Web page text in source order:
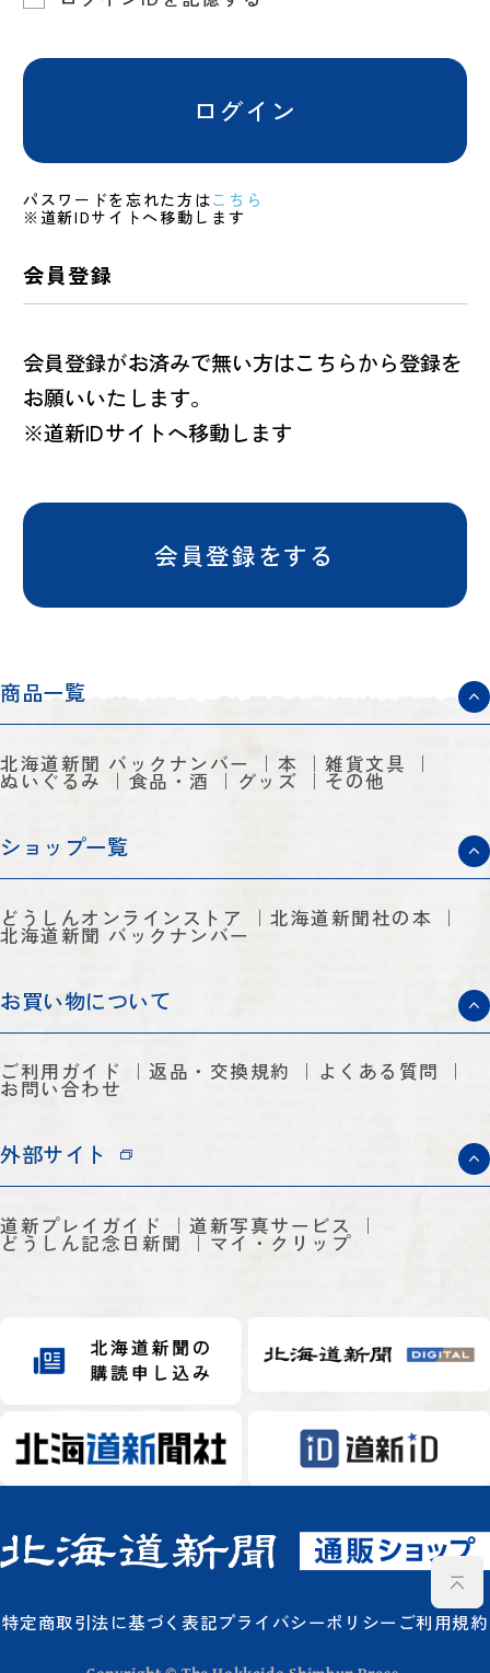
ログイン
パスワードを忘れた方はこちら
※道新IDサイトへ移動します
会員登録
会員登録がお済みで無い方はこちらから登録を
お願いいたします。
※道新IDサイトへ移動します
会員登録をする
商品一覧
北海道新聞 バックナンバー 本 雑貨文具
ぬいぐるみ 食品・酒 グッズ その他
ショップ一覧
どうしんオンラインストア 北海道新聞社の本
北海道新聞 バックナンバー
お買い物について
ご利用ガイド 返品・交換規約 よくある質問
お問い合わせ
外部サイト
道新プレイガイド 道新写真サービス
どうしん記念日新聞 マイ・クリップ
特定商取引法に基づく表記プライバシーポリシー ご利用規約